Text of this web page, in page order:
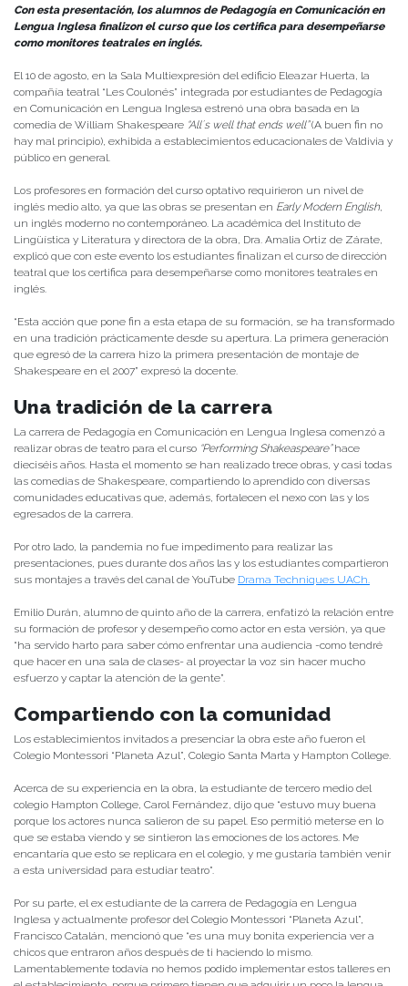
Con esta presentación, los alumnos de Pedagogía en Comunicación en
Lengua Inglesa finalizon el curso que los certifica para desempeñarse
como monitores teatrales en inglés.
El 10 de agosto, en la Sala Multiexpresión del edificio Eleazar Huerta, la
compañía teatral “Les Coulonés” integrada por estudiantes de Pedagogía
en Comunicación en Lengua Inglesa estrenó una obra basada en la
comedia de William Shakespeare “All´s well that ends well”(A buen fin no
hay mal principio), exhibida a establecimientos educacionales de Valdivia y
público en general.
Los profesores en formación del curso optativo requirieron un nivel de
inglés medio alto, ya que las obras se presentan en Early Modern English,
un inglés moderno no contemporáneo. La académica del Instituto de
Lingüística y Literatura y directora de la obra, Dra. Amalia Ortiz de Zárate,
explicó que con este evento los estudiantes finalizan el curso de dirección
teatral que los certifica para desempeñarse como monitores teatrales en
inglés.
“Esta acción que pone fin a esta etapa de su formación, se ha transformado
en una tradición prácticamente desde su apertura. La primera generación
que egresó de la carrera hizo la primera presentación de montaje de
Shakespeare en el 2007” expresó la docente.
Una tradición de la carrera
La carrera de Pedagogía en Comunicación en Lengua Inglesa comenzó a
realizar obras de teatro para el curso “Performing Shakeaspeare”hace
dieciséis años. Hasta el momento se han realizado trece obras, y casi todas
las comedias de Shakespeare, compartiendo lo aprendido con diversas
comunidades educativas que, además, fortalecen el nexo con las y los
egresados de la carrera.
Por otro lado, la pandemia no fue impedimento para realizar las
presentaciones, pues durante dos años las y los estudiantes compartieron
sus montajes a través del canal de YouTube Drama Techniques UACh.
Emilio Durán, alumno de quinto año de la carrera, enfatizó la relación entre
su formación de profesor y desempeño como actor en esta versión, ya que
“ha servido harto para saber cómo enfrentar una audiencia -como tendré
que hacer en una sala de clases- al proyectar la voz sin hacer mucho
esfuerzo y captar la atención de la gente”.
Compartiendo con la comunidad
Los establecimientos invitados a presenciar la obra este año fueron el
Colegio Montessori “Planeta Azul”, Colegio Santa Marta y Hampton College.
Acerca de su experiencia en la obra, la estudiante de tercero medio del
colegio Hampton College, Carol Fernández, dijo que “estuvo muy buena
porque los actores nunca salieron de su papel. Eso permitió meterse en lo
que se estaba viendo y se sintieron las emociones de los actores. Me
encantaría que esto se replicara en el colegio, y me gustaría también venir
a esta universidad para estudiar teatro”.
Por su parte, el ex estudiante de la carrera de Pedagogía en Lengua
Inglesa y actualmente profesor del Colegio Montessori “Planeta Azul”,
Francisco Catalán, mencionó que “es una muy bonita experiencia ver a
chicos que entraron años después de ti haciendo lo mismo.
Lamentablemente todavía no hemos podido implementar estos talleres en